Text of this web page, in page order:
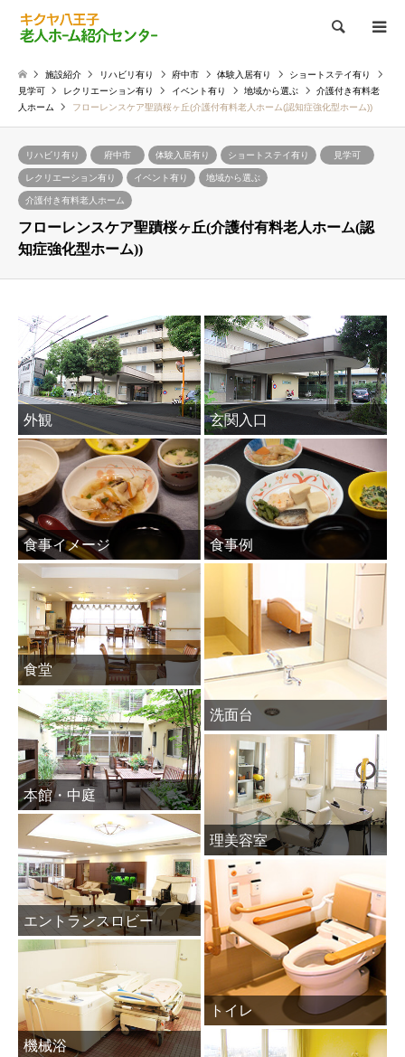
検索
施設紹介 リハビリ有り 府中市 体験入居有り
ショートステイ有り
見学可
レクリエーション有り イベント有り 地域から選ぶ
介護付き有料老
人ホーム
フローレンスケア聖蹟桜ヶ丘(介護付有料老人ホーム(認知症強化型ホーム))
リハビリ有り 府中市 体験入居有り ショートステイ有り 見学可
レクリエーション有り イベント有り 地域から選ぶ
介護付き有料老人ホーム
フローレンスケア聖蹟桜ヶ丘(介護付有料老人ホーム(認
知症強化型ホーム))
外観 玄関入口
食事イメージ 食事例
食堂
洗面台
本館・中庭
理美容室
エントランスロビー
トイレ
機械浴